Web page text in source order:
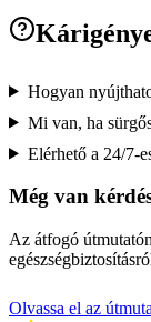
Hogyan
Mi van, ha
Elérhető a 24/7-
Még van
Az átfogó
Olvassa el az